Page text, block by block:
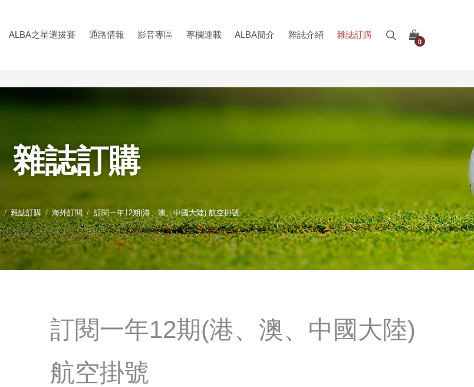
ALBA之星選拔賽 通路情報 影音專區 專欄連載 ALBA簡介 雜誌介紹 雜誌訂購
0
雜誌訂購
雜誌訂購 海外訂閱 訂閱一年12期(港、澳、中國大陸) 航空掛號
訂閱一年12期(港、澳、中國大陸)
航空掛號